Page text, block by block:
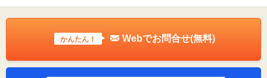
かんたん！ Webでお問合せ(無料)